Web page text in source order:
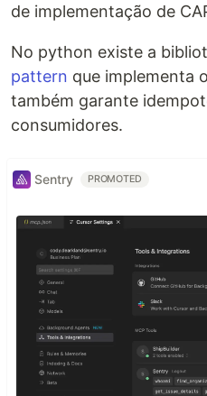
de implementação de
No python existe a
pattern que implementa
também garante
consumidores.
Sentry PROMOTED